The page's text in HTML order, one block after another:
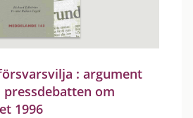
: argument
om
1996